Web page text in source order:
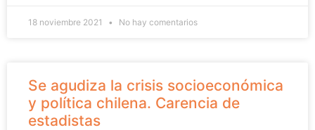
18 noviembre 2021 No hay comentarios
Se agudiza la crisis socioeconómica
y política chilena. Carencia de
estadistas